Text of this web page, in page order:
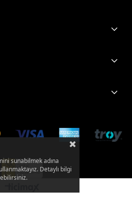
sunabilmek adına
Detaylı bilgi